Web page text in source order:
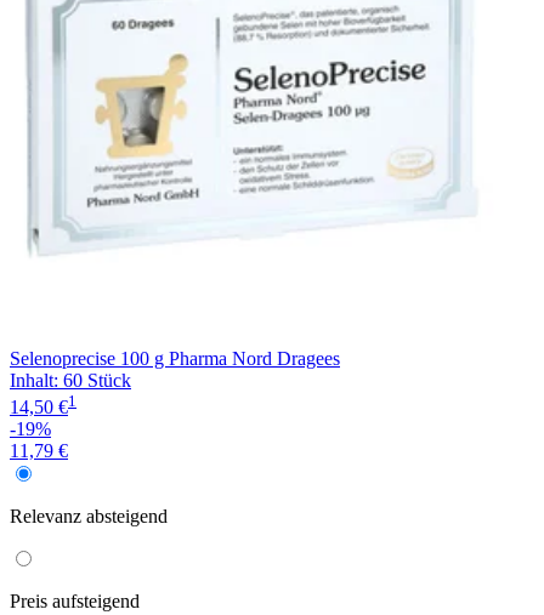
Selenoprecise 100 g Pharma Nord Dragees
Inhalt: 60 Stück
14,50 €1
-19%
11,79 €
Relevanz absteigend
Preis aufsteigend